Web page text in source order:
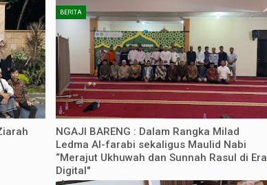
BERITA
NGAJI BARENG : Dalam Rangka Milad
Ledma Al-farabi sekaligus Maulid Nabi
“Merajut Ukhuwah dan Sunnah Rasul di Era
Digital"